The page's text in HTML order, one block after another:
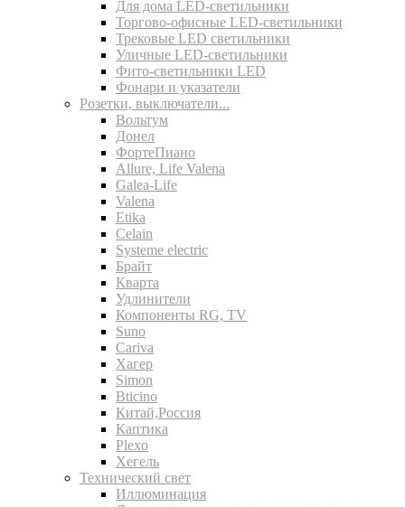
Для дома LED-светильники
Торгово-офисные LED-светильники
Трековые LED светильники
Уличные LED-светильники
Фито-светильники LED
Фонари и указатели
Розетки, выключатели...
Вольтум
Донел
ФортеПиано
Allure, Life Valena
Galea-Life
Valena
Etika
Celain
Systeme electric
Брайт
Кварта
Удлинители
Компоненты RG, TV
Suno
Cariva
Хагер
Simon
Bticino
Китай,Россия
Каптика
Plexo
Хегель
Технический свет
Иллюминация